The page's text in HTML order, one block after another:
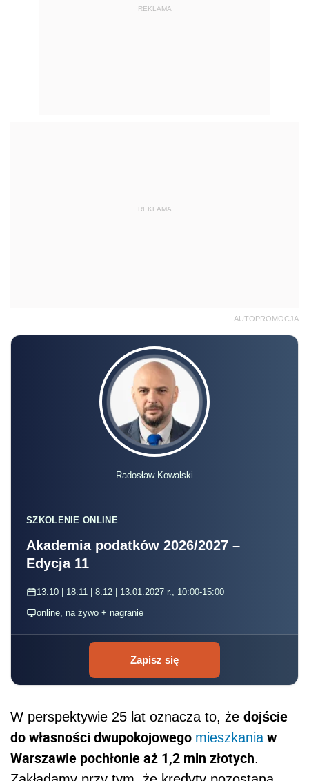
REKLAMA
REKLAMA
AUTOPROMOCJA
Radosław Kowalski
SZKOLENIE ONLINE
Akademia podatków 2026/2027 –
Edycja 11
13.10 | 18.11 | 8.12 | 13.01.2027 r., 10:00-15:00
online, na żywo + nagranie
Zapisz się
W perspektywie 25 lat oznacza to, że dojście
do własności dwupokojowego mieszkaniaw
Warszawie pochłonie aż 1,2 mln złotych.